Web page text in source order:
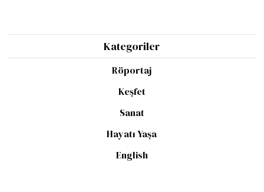
Kategoriler
Röportaj
Keşfet
Sanat
Hayatı Yaşa
English